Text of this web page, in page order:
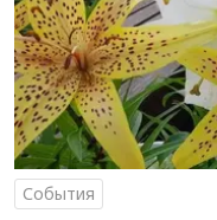
События